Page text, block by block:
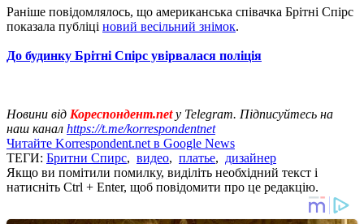
Раніше повідомлялось, що американська співачка Брітні Спірс
показала публіці новий весільний знімок.
До будинку Брітні Спірс увірвалася поліція
Новини від Кореспондент.netу Telegram. Підписуйтесь на
наш канал https://t.me/korrespondentnet
Читайте Korrespondent.net в Google News
ТЕГИ: Бритни Спирс, видео, платье, дизайнер
Якщо ви помітили помилку, виділіть необхідний текст і
натисніть Ctrl + Enter, щоб повідомити про це редакцію.